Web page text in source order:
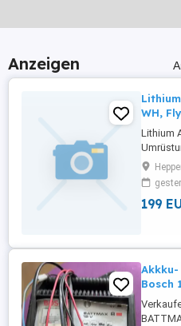
Anzeigen
WH,
Lithium
Thetford
199
Bosch